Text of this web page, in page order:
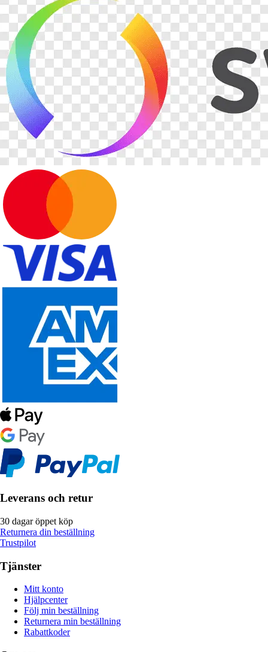
Leverans och retur
30 dagar öppet köp
Returnera din beställning
Trustpilot
Tjänster
Mitt konto
Hjälpcenter
Följ min beställning
Returnera min beställning
Rabattkoder